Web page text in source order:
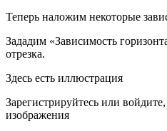
Теперь наложим некоторые
Зададим «Зависимость
отрезка.
Здесь есть иллюстрация
Зарегистрируйтесь или
изображения